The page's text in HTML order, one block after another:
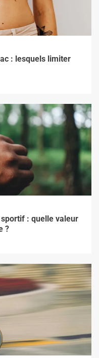
: lesquels limiter
: quelle valeur
?